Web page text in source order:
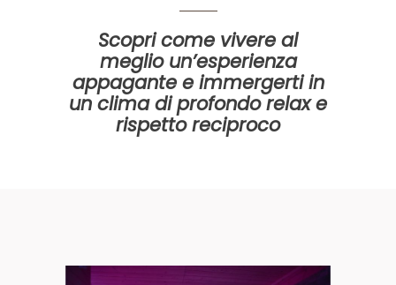
Scopri come vivere al
meglio un’esperienza
appagante e immergerti in
un clima di profondo relax e
rispetto reciproco